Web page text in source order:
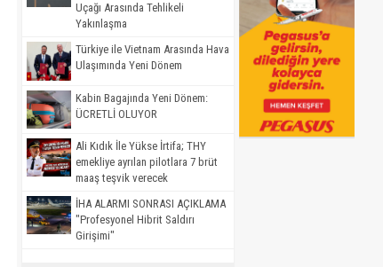
Uçağı Arasında Tehlikeli
Yakınlaşma
Türkiye ile Vietnam Arasında Hava
Ulaşımında Yeni Dönem
Kabin Bagajında Yeni Dönem:
ÜCRETLİ OLUYOR
Ali Kıdık İle Yükse İrtifa; THY
emekliye ayrılan pilotlara 7 brüt
maaş teşvik verecek
İHA ALARMI SONRASI AÇIKLAMA
"Profesyonel Hibrit Saldırı
Girişimi"